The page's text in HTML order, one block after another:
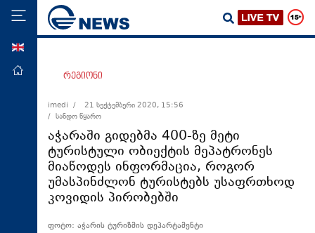
მთავარი
ეკონომიკა
მსოფლიო
ჯანდაცვა
საზოგადოება
რეგიონი
imedi /
21 სექტემბერი 2020, 15:56
/ სანდო წყარო
აჭარაში გიდებმა 400-ზე მეტი
ტურისტული ობიექტის მეპატრონეს
მიაწოდეს ინფორმაცია, როგორ
უმასპინძლონ ტურისტებს უსაფრთხოდ
კოვიდის პირობებში
ფოტო: აჭარის ტურიზმის დეპარტამენტი